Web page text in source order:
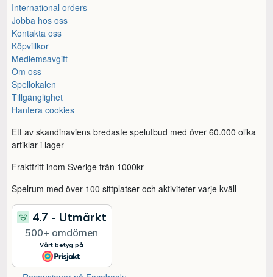
International orders
Jobba hos oss
Kontakta oss
Köpvillkor
Medlemsavgift
Om oss
Spellokalen
Tillgänglighet
Hantera cookies
Ett av skandinaviens bredaste spelutbud med över 60.000 olika
artiklar i lager
Fraktfritt inom Sverige från 1000kr
Spelrum med över 100 sittplatser och aktiviteter varje kväll